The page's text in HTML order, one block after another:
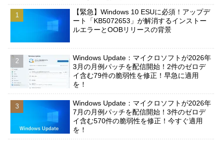
【緊急】Windows 10 ESUに必須！アップデ
ート「KB5072653」が解消するインストー
ルエラーとOOBリリースの背景
Windows Update：マイクロソフトが2026年
3月の月例パッチを配信開始！2件のゼロデ
イ含む79件の脆弱性を修正！早急に適用
を！
Windows Update：マイクロソフトが2026年
7月の月例パッチを配信開始！3件のゼロデ
イ含む570件の脆弱性を修正！今すぐ適用
を！